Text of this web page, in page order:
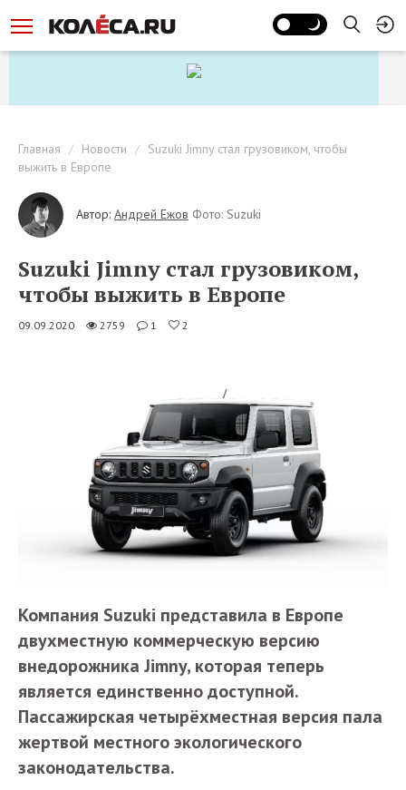
Главная Новости
Suzuki Jimny стал грузовиком, чтобы
выжить в Европе
Автор: Андрей Ежов Фото: Suzuki
Suzuki Jimny стал грузовиком,
чтобы выжить в Европе
09.09.2020 2759 1 2
Компания Suzuki представила в Европе
двухместную коммерческую версию
внедорожника Jimny, которая теперь
является единственно доступной.
Пассажирская четырёхместная версия пала
жертвой местного экологического
законодательства.